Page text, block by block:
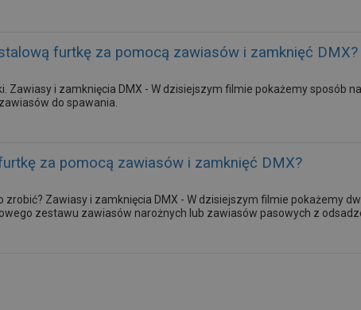
furtkę za pomocą zawiasów i zamknięć DMX?
Zawiasy i zamknięcia DMX - W dzisiejszym filmie pokażemy sposób
do spawania.
za pomocą zawiasów i zamknięć DMX?
zrobić? Zawiasy i zamknięcia DMX - W dzisiejszym filmie pokażemy
zestawu zawiasów narożnych lub zawiasów pasowych z